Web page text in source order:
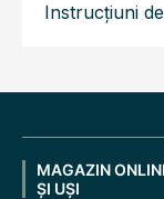
Instrucțiuni
MAGAZIN
ȘI UȘI